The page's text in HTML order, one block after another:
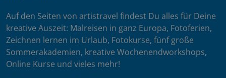
Auf den Seiten von artistravel findest Du alles für Deine
kreative Auszeit: Malreisen in ganz Europa, Fotoferien,
Zeichnen lernen im Urlaub, Fotokurse, fünf große
Sommerakademien, kreative Wochenendworkshops,
Online Kurse und vieles mehr!